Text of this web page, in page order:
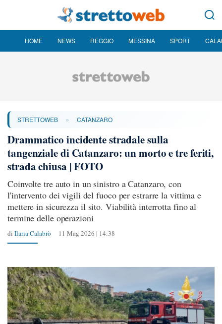
HOME NEWS REGGIO MESSINA SPORT
STRETTOWEB » CATANZARO
Drammatico incidente stradale sulla
tangenziale di Catanzaro: un morto e tre feriti,
strada chiusa | FOTO
Coinvolte tre auto in un sinistro a Catanzaro, con
l'intervento dei vigili del fuoco per estrarre la vittima e
mettere in sicurezza il sito. Viabilità interrotta fino al
termine delle operazioni
di Ilaria Calabrò 11 Mag 2026 | 14:38